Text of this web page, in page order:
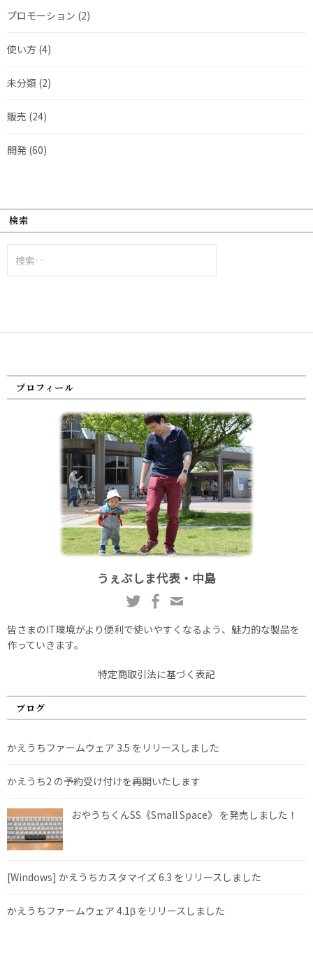
プロモーション (2)
使い方 (4)
未分類 (2)
販売 (24)
開発 (60)
検索
索:
プロフィール
うぇぶしま代表・中島
皆さまのIT環境がより便利で使いやすくなるよう、魅力的な製品を
作っていきます。
特定商取引法に基づく表記
ブログ
かえうちファームウェア 3.5 をリリースしました
かえうち2 の予約受け付けを再開いたします
おやうちくんSS《Small Space》 を発売しました！
[Windows] かえうちカスタマイズ 6.3 をリリースしました
かえうちファームウェア 4.1β をリリースしました